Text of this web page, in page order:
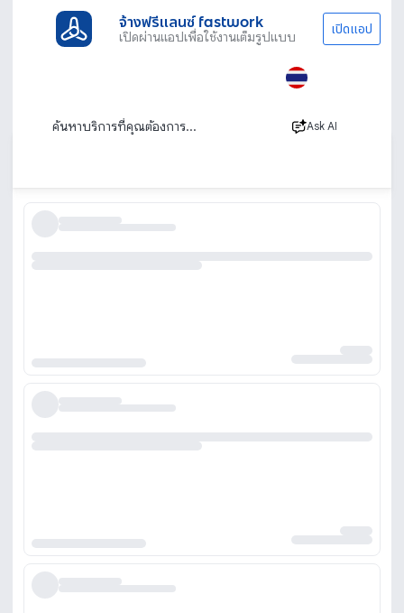
จ้างฟรีแลนซ์ fastwork
เปิดผ่านแอปเพื่อใช้งานเต็มรูปแบบ เปิดแอป
Ask AI
เย็บผ้า
ร้านเย็บผ้า รับเย็บผ้า แก้ทรงเสื้อผ้า ซ่อมผ้าทุก
ชนิด